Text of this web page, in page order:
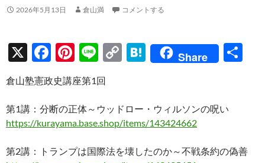
2026年5月13日 倉山満 コメントする
X
F
ac
e
b
o
o
Pi
nt
er
es
t
Li
n
e
C
y
Li
n
H
n
a
Share
倉山塾憲政史講座第1回
第1講：分断の正体～ウッドロー・ウィルソンの呪い
https://kurayama.base.shop/items/143424662
第2講：トランプは国際法を壊したのか～不戦条約の偽善